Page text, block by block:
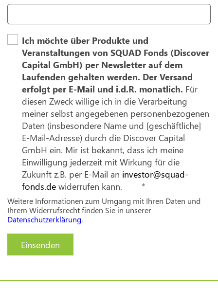
Ich möchte über Produkte und
Veranstaltungen von SQUAD Fonds (Discover
Capital GmbH) per Newsletter auf dem
Laufenden gehalten werden. Der Versand
erfolgt per E-Mail und i.d.R. monatlich. Für
diesen Zweck willige ich in die Verarbeitung
meiner selbst angegebenen personenbezogenen
Daten (insbesondere Name und [geschäftliche]
E-Mail-Adresse) durch die Discover Capital
GmbH ein. Mir ist bekannt, dass ich meine
Einwilligung jederzeit mit Wirkung für die
Zukunft z.B. per E-Mail an investor@squad-
fonds.de widerrufen kann. *
Weitere Informationen zum Umgang mit Ihren Daten und
Ihrem Widerrufsrecht finden Sie in unserer
Datenschutzerklärung.